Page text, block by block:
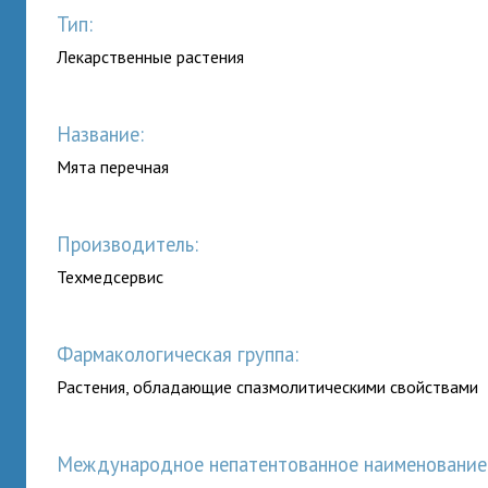
Тип:
Лекарственные растения
Название:
Мята перечная
Производитель:
Техмедсервис
Фармакологическая группа:
Растения, обладающие спазмолитическими свойствами
Международное непатентованное